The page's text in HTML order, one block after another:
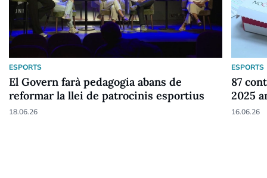
ESPORTS
El Govern farà pedagogia abans de
reformar la llei de patrocinis esportius
18.06.26
ESPORTS
87
2025
16.06.26